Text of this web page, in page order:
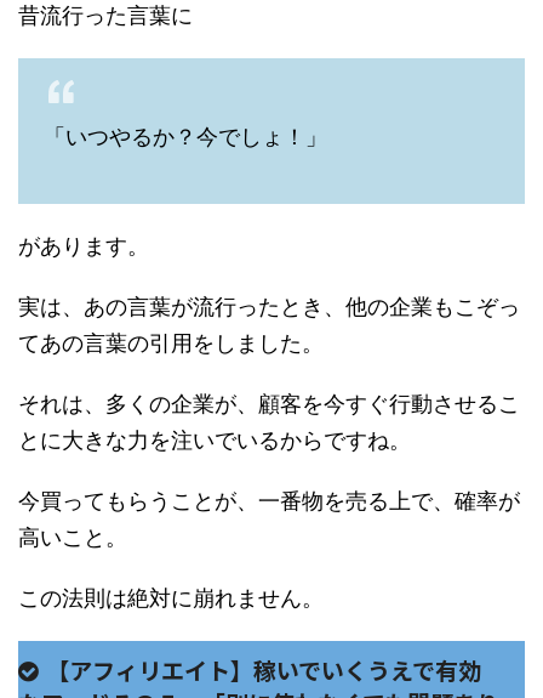
昔流行った言葉に
「いつやるか？今でしょ！」
があります。
実は、あの言葉が流行ったとき、他の企業もこぞっ
てあの言葉の引用をしました。
それは、多くの企業が、顧客を今すぐ行動させるこ
とに大きな力を注いでいるからですね。
今買ってもらうことが、一番物を売る上で、確率が
高いこと。
この法則は絶対に崩れません。
【アフィリエイト】稼いでいくうえで有効